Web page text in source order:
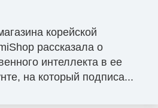
корейской
рассказала о
интеллекта в ее
на который подписа...